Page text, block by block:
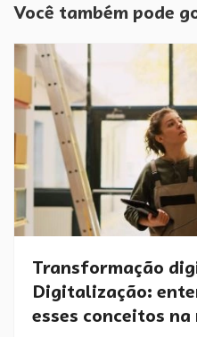
Você também pode
Transformação
Digitalização:
esses conceitos